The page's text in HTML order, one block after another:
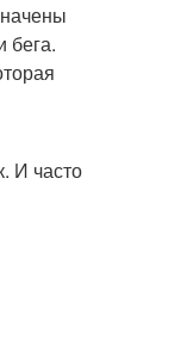
бега.
И часто